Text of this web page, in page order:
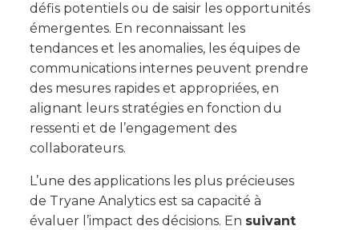
défis potentiels ou de saisir les opportunités
émergentes. En reconnaissant les
tendances et les anomalies, les équipes de
communications internes peuvent prendre
des mesures rapides et appropriées, en
alignant leurs stratégies en fonction du
ressenti et de l’engagement des
collaborateurs.
L’une des applications les plus précieuses
de Tryane Analytics est sa capacité à
évaluer l’impact des décisions. En suivant